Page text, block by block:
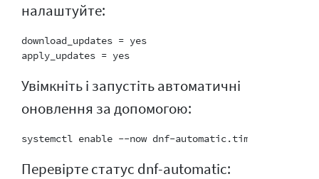
налаштуйте:
download_updates = yes
Увімкніть і запустіть автоматичні
оновлення за допомогою:
Перевірте статус dnf-automatic: